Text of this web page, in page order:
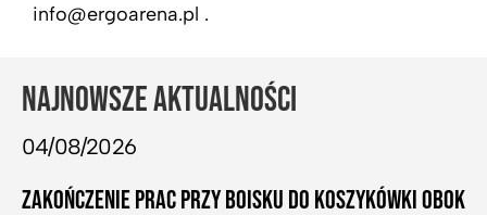
info@ergoarena.pl .
NAJNOWSZE AKTUALNOŚCI
04/08/2026
ZAKOŃCZENIE PRAC PRZY BOISKU DO KOSZYKÓWKI OBOK